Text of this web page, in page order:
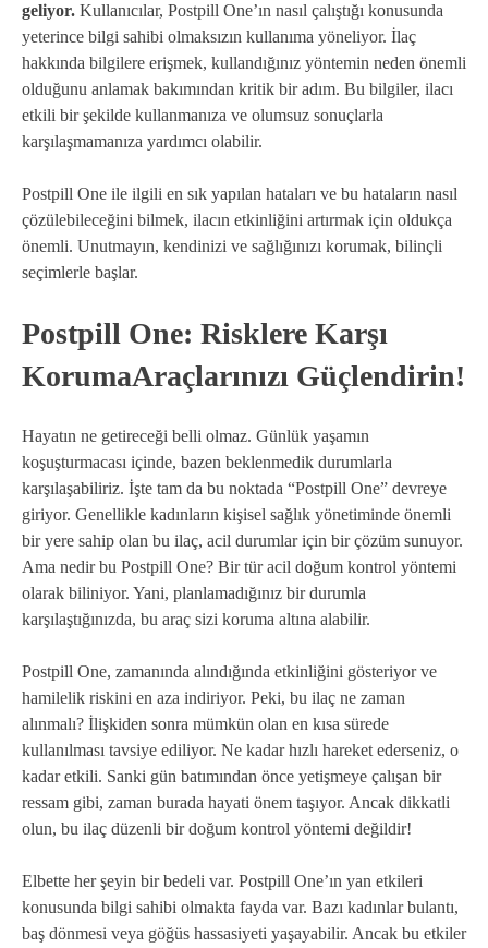
geliyor. Kullanıcılar, Postpill One’ın nasıl çalıştığı konusunda
yeterince bilgi sahibi olmaksızın kullanıma yöneliyor. İlaç
hakkında bilgilere erişmek, kullandığınız yöntemin neden önemli
olduğunu anlamak bakımından kritik bir adım. Bu bilgiler, ilacı
etkili bir şekilde kullanmanıza ve olumsuz sonuçlarla
karşılaşmamanıza yardımcı olabilir.
Postpill One ile ilgili en sık yapılan hataları ve bu hataların nasıl
çözülebileceğini bilmek, ilacın etkinliğini artırmak için oldukça
önemli. Unutmayın, kendinizi ve sağlığınızı korumak, bilinçli
seçimlerle başlar.
Postpill One: Risklere Karşı
KorumaAraçlarınızı Güçlendirin!
Hayatın ne getireceği belli olmaz. Günlük yaşamın
koşuşturmacası içinde, bazen beklenmedik durumlarla
karşılaşabiliriz. İşte tam da bu noktada “Postpill One” devreye
giriyor. Genellikle kadınların kişisel sağlık yönetiminde önemli
bir yere sahip olan bu ilaç, acil durumlar için bir çözüm sunuyor.
Ama nedir bu Postpill One? Bir tür acil doğum kontrol yöntemi
olarak biliniyor. Yani, planlamadığınız bir durumla
karşılaştığınızda, bu araç sizi koruma altına alabilir.
Postpill One, zamanında alındığında etkinliğini gösteriyor ve
hamilelik riskini en aza indiriyor. Peki, bu ilaç ne zaman
alınmalı? İlişkiden sonra mümkün olan en kısa sürede
kullanılması tavsiye ediliyor. Ne kadar hızlı hareket ederseniz, o
kadar etkili. Sanki gün batımından önce yetişmeye çalışan bir
ressam gibi, zaman burada hayati önem taşıyor. Ancak dikkatli
olun, bu ilaç düzenli bir doğum kontrol yöntemi değildir!
Elbette her şeyin bir bedeli var. Postpill One’ın yan etkileri
konusunda bilgi sahibi olmakta fayda var. Bazı kadınlar bulantı,
baş dönmesi veya göğüs hassasiyeti yaşayabilir. Ancak bu etkiler